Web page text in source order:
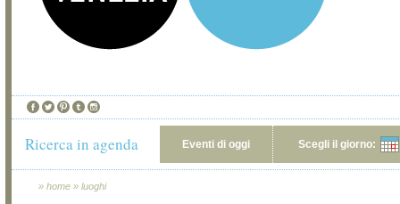
Ricerca in agenda Eventi di oggi Scegli il giorno:
» home » luoghi